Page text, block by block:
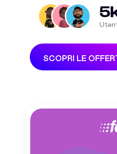
SCOPRI LE